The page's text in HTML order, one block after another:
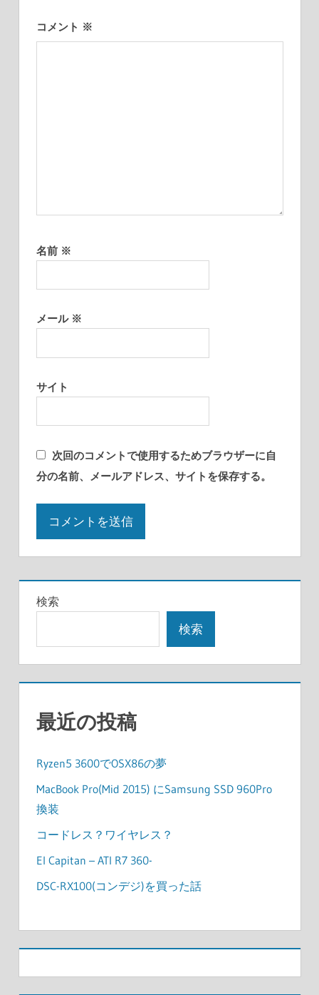
ン
コメント ※
名前 ※
メール ※
サイト
次回のコメントで使用するためブラウザーに自
分の名前、メールアドレス、サイトを保存する。
検索
検索
最近の投稿
Ryzen5 3600でOSX86の夢
MacBook Pro(Mid 2015) にSamsung SSD 960Pro
換装
コードレス？ワイヤレス？
El Capitan – ATI R7 360-
DSC-RX100(コンデジ)を買った話